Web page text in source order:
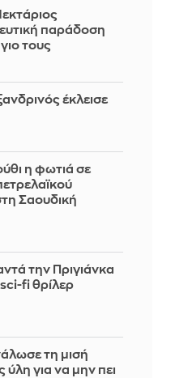
παράδοση
τους
έκλεισε
η φωτιά σε
Σαουδική
την Πριγιάνκα
fi θρίλερ
τη μισή
για να μην πει